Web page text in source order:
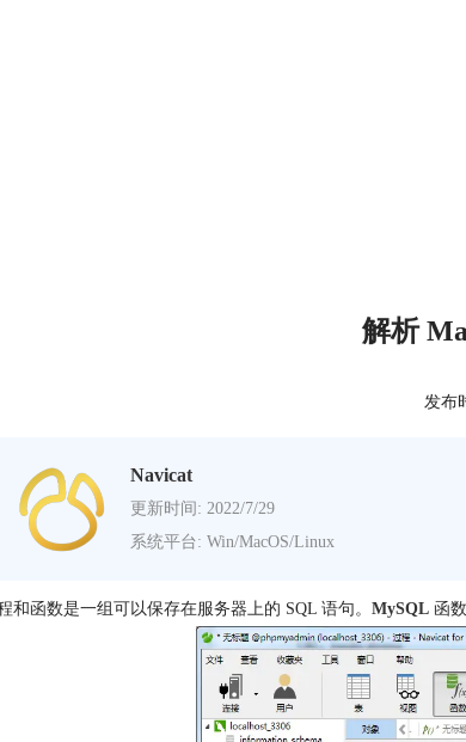
解析
发布
Navicat
更新时间: 2022/7/29
系统平台: Win/MacOS/Linux
和函数是一组可以保存在服务器上的 SQL 语句。MySQL 函